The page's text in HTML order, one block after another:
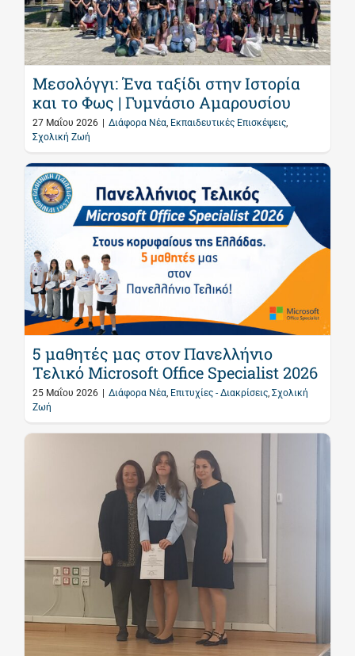
Μεσολόγγι: Ένα ταξίδι στην Ιστορία
και το Φως | Γυμνάσιο Αμαρουσίου
27 Μαΐου 2026 Διάφορα Νέα, Εκπαιδευτικές Επισκέψεις,
Σχολική Ζωή
5 μαθητές μας στον Πανελλήνιο
Τελικό Microsoft Office Specialist 2026
25 Μαΐου 2026 Διάφορα Νέα, Επιτυχίες - Διακρίσεις, Σχολική
Ζωή